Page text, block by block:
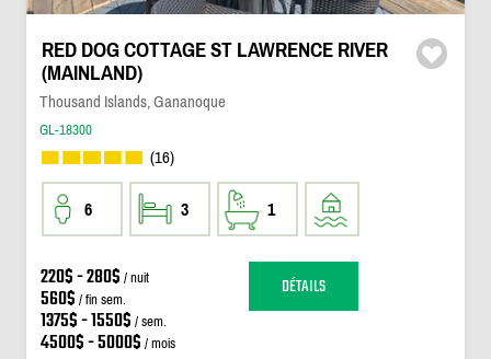
RED DOG COTTAGE ST LAWRENCE RIVER
(MAINLAND)
Thousand Islands, Gananoque
GL-18300
(16)
6 3 1
220$ - 280$ / nuit
560$ / fin sem.
1375$ - 1550$ / sem.
4500$ - 5000$ / mois
DÉTAILS